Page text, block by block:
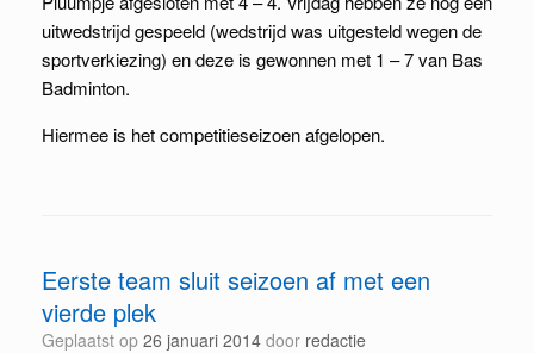
uitwedstrijd gespeeld (wedstrijd was uitgesteld wegen de
sportverkiezing) en deze is gewonnen met 1 – 7 van Bas
Badminton.
Hiermee is het competitieseizoen afgelopen.
Eerste team sluit seizoen af met een
vierde plek
Geplaatst op 26 januari 2014 door redactie